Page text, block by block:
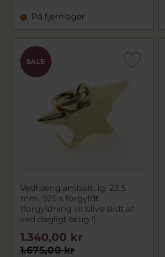
På fjernlager
SALE
Vedhæng ambolt, lg. 23,5
mm. 925 s forgyldt
(forgyldning vil blive slidt af
ved dagligt brug !)
1.675,00 kr
1.340,00 kr